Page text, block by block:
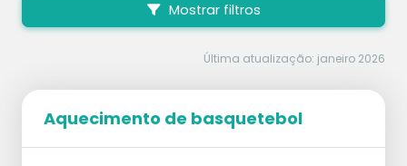
Mostrar filtros
Última atualização: janeiro 2026
Aquecimento de basquetebol